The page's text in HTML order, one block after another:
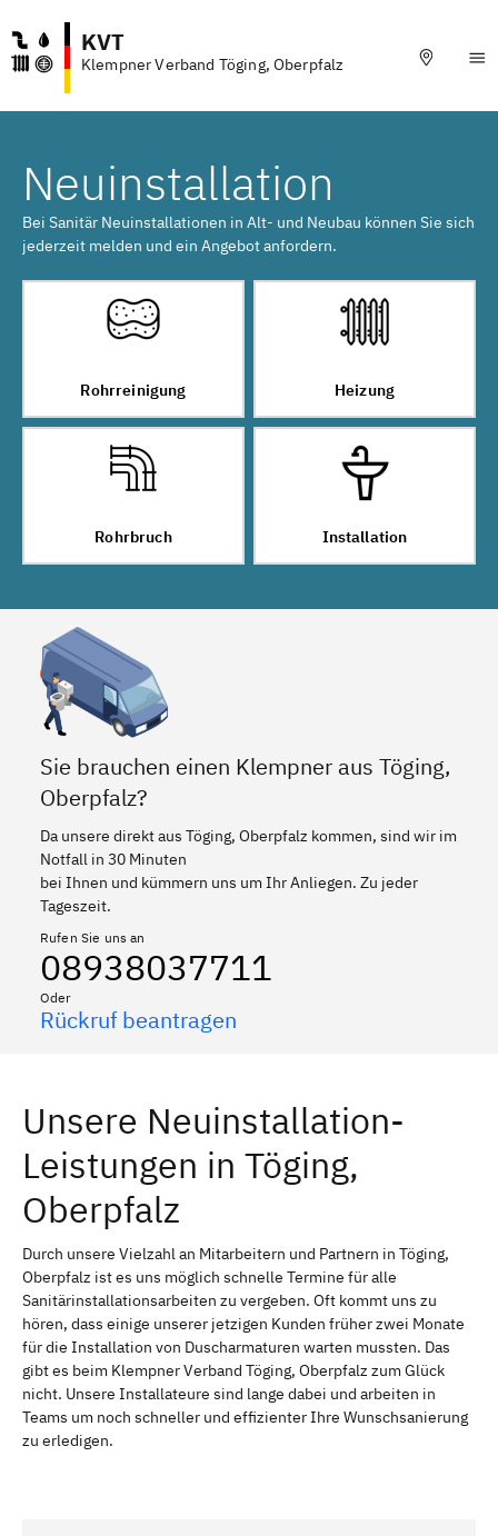
KVT
Klempner Verband Töging, Oberpfalz
Neuinstallation
Bei Sanitär Neuinstallationen in Alt- und Neubau können Sie sich
jederzeit melden und ein Angebot anfordern.
Rohrreinigung Heizung
Rohrbruch Installation
Sie brauchen einen Klempner aus Töging,
Oberpfalz?
Da unsere direkt aus Töging, Oberpfalz kommen, sind wir im
Notfall in 30 Minuten
bei Ihnen und kümmern uns um Ihr Anliegen. Zu jeder
Tageszeit.
Rufen Sie uns an
08938037711
Oder
Rückruf beantragen
Unsere Neuinstallation-
Leistungen in Töging,
Oberpfalz
Durch unsere Vielzahl an Mitarbeitern und Partnern in Töging,
Oberpfalz ist es uns möglich schnelle Termine für alle
Sanitärinstallationsarbeiten zu vergeben. Oft kommt uns zu
hören, dass einige unserer jetzigen Kunden früher zwei Monate
für die Installation von Duscharmaturen warten mussten. Das
gibt es beim Klempner Verband Töging, Oberpfalz zum Glück
nicht. Unsere Installateure sind lange dabei und arbeiten in
Teams um noch schneller und effizienter Ihre Wunschsanierung
zu erledigen.